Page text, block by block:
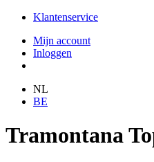
Klantenservice
Mijn account
Inloggen
NL
BE
Tramontana